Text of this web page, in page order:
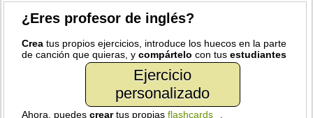
¿Eres profesor de inglés?
Crea tus propios ejercicios, introduce los huecos en la parte
de canción que quieras, ycompártelo con tusestudiantes
Ejercicio
personalizado
Ahora, puedescreartus propiasflashcards